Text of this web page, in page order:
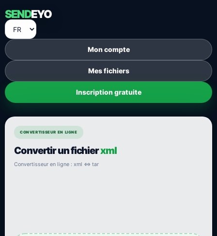
SENDEYO
Mon compte
Mes fichiers
Inscription gratuite
CONVERTISSEUR EN LIGNE
Convertir un fichierxml
Convertisseur en ligne : xml ⇔ tar